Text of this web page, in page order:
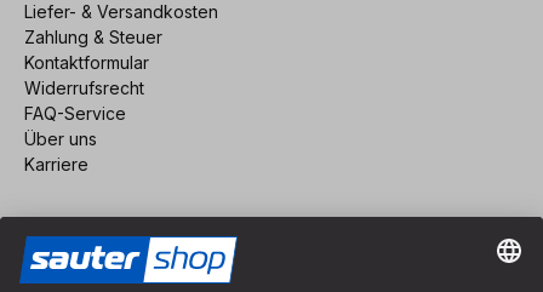
Liefer- & Versandkosten
Zahlung & Steuer
Kontaktformular
Widerrufsrecht
FAQ-Service
Über uns
Karriere